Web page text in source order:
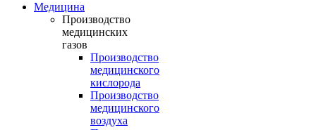
Медицина
Производство
медицинских
газов
Производство
медицинского
кислорода
Производство
медицинского
воздуха